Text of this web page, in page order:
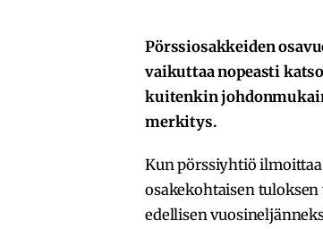
Pörssiosakkeiden
vaikuttaa nopeasti
kuitenkin
merkitys.
Kun pörssiyhtiö
osakekohtaisen
edellisen